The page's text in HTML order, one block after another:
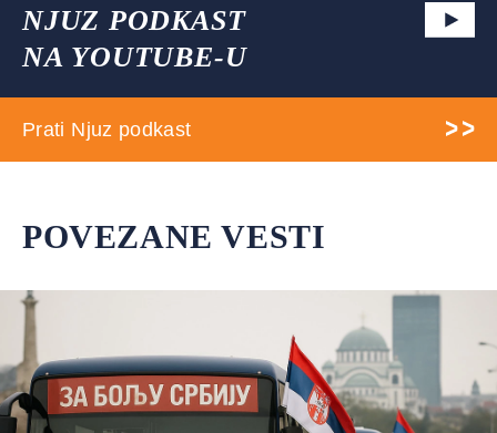
NJUZ PODKAST
NA YOUTUBE-U
Prati Njuz podkast
POVEZANE VESTI